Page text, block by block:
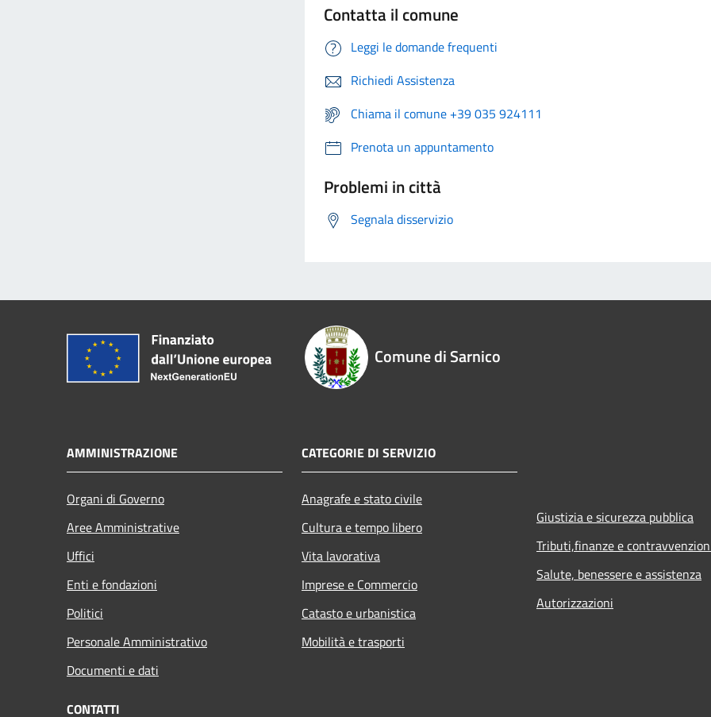
Contatta il comune
Leggi le domande frequenti
Richiedi Assistenza
Chiama il comune +39 035 924111
Prenota un appuntamento
Problemi in città
Segnala disservizio
Comune di Sarnico
AMMINISTRAZIONE
Organi di Governo
Aree Amministrative
Uffici
Enti e fondazioni
Politici
Personale Amministrativo
Documenti e dati
CATEGORIE DI SERVIZIO
Anagrafe e stato civile
Cultura e tempo libero
Vita lavorativa
Imprese e Commercio
Catasto e urbanistica
Mobilità e trasporti
Giustizia e sicurezza pubblica
Tributi,finanze e
Salute, benessere e assistenza
Autorizzazioni
CONTATTI